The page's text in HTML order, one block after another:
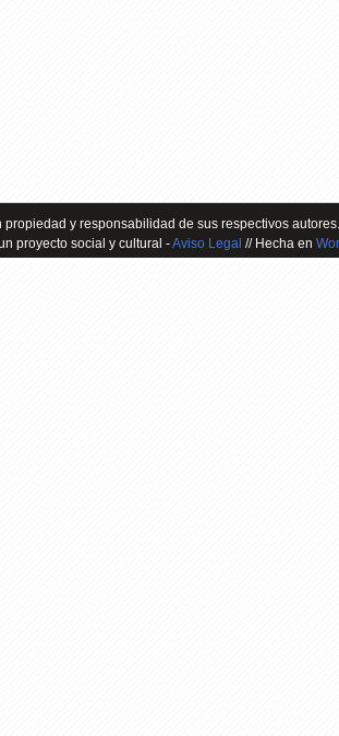
propiedad y responsabilidad de sus respectivos
proyecto social y cultural -Aviso Legal // Hecha en